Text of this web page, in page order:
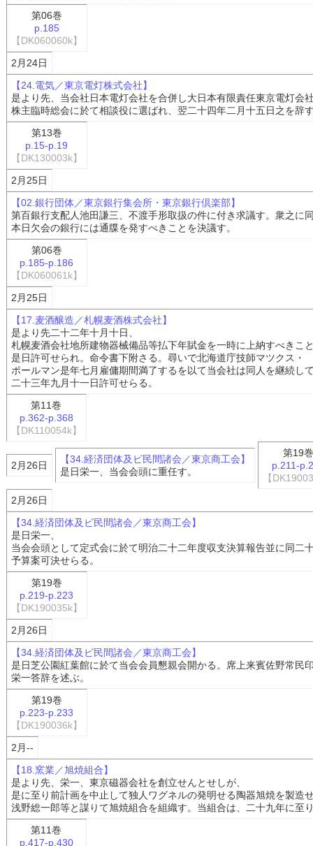
第06巻
p.185
【DK060060k】
2月24日
【24.電気／東京電灯株式会社】
是より先、当会社日本電灯会社を合併し大日本有限責任東京電灯会
株主臨時総会に於て相談役に選ばれ、翌二十四年二月十五日之を辞
第13巻
p.15-p.19
【DK130003k】
2月25日
【02.銀行団体／東京銀行集会所・東京銀行倶楽部】
第百銀行支配人池田謙三、不渡手形取扱の件に付き求議す。衆之に
本日欠会の銀行には通牒を発すべきことを決議す。
第06巻
p.185-p.186
【DK060061k】
2月25日
【17.麦酒醸造／札幌麦酒株式会社】
是より先二十二年十月十日、
札幌麦酒会社地所建物器械備品等払下年賦金を一時に上納すべきこ
是日許可せられ。命令書下附さる。尋いで北海道庁技師マツクス・
ポールマン是年七月雇傭期間満了するを以て当会社は同人を継続し
二十三年九月十一日許可せらる。
第11巻
p.362-p.368
【DK110054k】
2月26日
【34.経済団体及ビ民間諸会／東京商工会】
是日栄一、当会会頭に重任す。
第19巻
p.211-
【
2月26日
【34.経済団体及ビ民間諸会／東京商工会】
是日栄一、
当会会頭として定式会に於て明治二十二年度収支決算報告並に同二
予算案可決せらる。
第19巻
p.219-p.223
【DK190035k】
2月26日
【34.経済団体及ビ民間諸会／東京商工会】
是日芝公園紅葉館に於て当会会員懇親会開かる。席上来賓佐野常民
栄一答辞を述ぶ。
第19巻
p.223-p.233
【DK190036k】
2月--
【18.窯業／旭焼組合】
是より先、栄一、東京磁器会社を創立せんとせしが、
是に至り前計画を中止して独人ワグネルの発明せる陶器旭焼を製造
浅野総一郎等と謀りて旭焼組合を組織す。当組合は、二十九年に至
第11巻
p.417-p.430